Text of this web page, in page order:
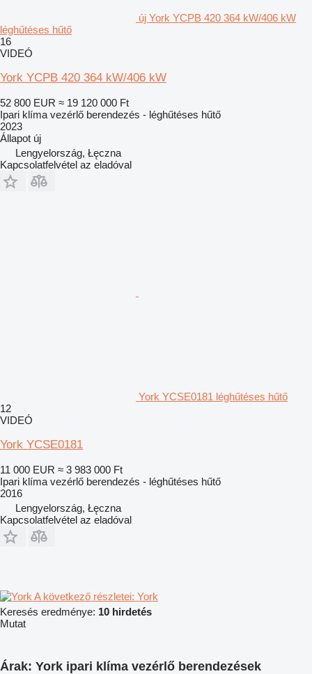
új York YCPB 420 364 kW/406 kW
léghűtéses hűtő
16
VIDEÓ
York YCPB 420 364 kW/406 kW
52 800 EUR ≈ 19 120 000 Ft
Ipari klíma vezérlő berendezés - léghűtéses hűtő
2023
Állapot új
Lengyelország, Łęczna
Kapcsolatfelvétel az eladóval
York YCSE0181 léghűtéses hűtő
12
VIDEÓ
York YCSE0181
11 000 EUR ≈ 3 983 000 Ft
Ipari klíma vezérlő berendezés - léghűtéses hűtő
2016
Lengyelország, Łęczna
Kapcsolatfelvétel az eladóval
A következő részletei: York
Keresés eredménye: 10 hirdetés
Mutat
Árak: York ipari klíma vezérlő berendezések